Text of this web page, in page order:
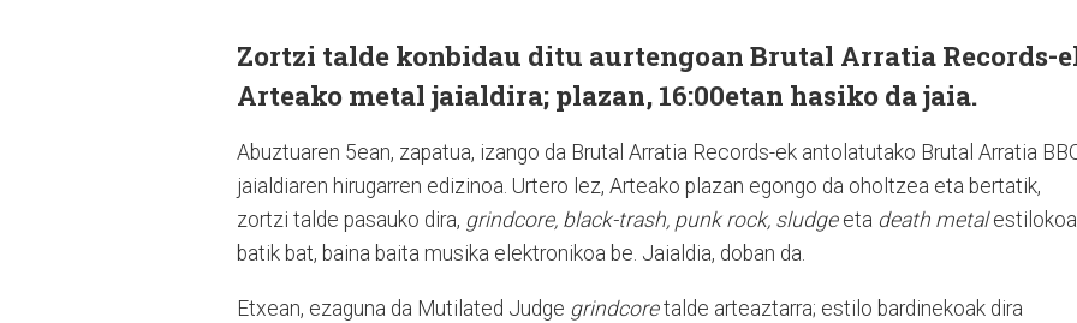
Zortzi talde konbidau ditu aurtengoan Brutal Arratia Records-
Arteako metal jaialdira; plazan, 16:00etan hasiko da jaia.
Abuztuaren 5ean, zapatua, izango da Brutal Arratia Records-ek antolatutako Brutal Arratia
jaialdiaren hirugarren edizinoa. Urtero lez, Arteako plazan egongo da oholtzea eta bertatik,
zortzi talde pasauko dira, grindcore, black-trash, punk rock, sludge eta death metal
batik bat, baina baita musika elektronikoa be. Jaialdia, doban da.
Etxean, ezaguna da Mutilated Judge grindcoretalde arteaztarra; estilo bardinekoak dira